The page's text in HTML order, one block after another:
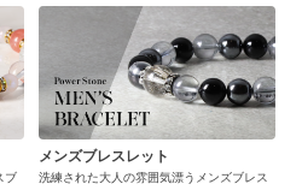
ブ
メンズブレスレット
洗練された大人の雰囲気漂うメンズブレス